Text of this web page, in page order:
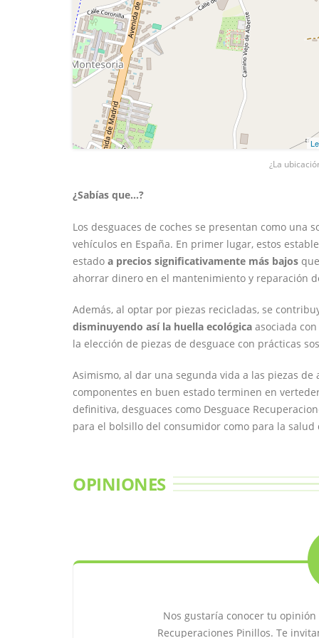
¿La
¿Sabías que...?
Los desguaces de coches se presentan como una
vehículos en España. En primer lugar, estos
estado a precios significativamente más bajos
ahorrar dinero en el mantenimiento y reparación
Además, al optar por piezas recicladas, se
disminuyendo así la huella ecológica asociada
la elección de piezas de desguace con prácticas
Asimismo, al dar una segunda vida a las piezas de
componentes en buen estado terminen en
definitiva, desguaces como Desguace
para el bolsillo del consumidor como para la salud
OPINIONES
Nos gustaría conocer tu
Recuperaciones Pinillos. Te